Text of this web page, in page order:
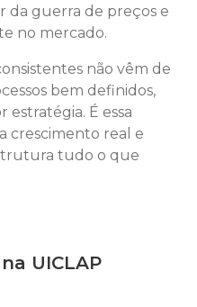
da guerra de preços e
no mercado.
não vêm de
bem definidos,
estratégia. É essa
crescimento real e
tudo o que
UICLAP